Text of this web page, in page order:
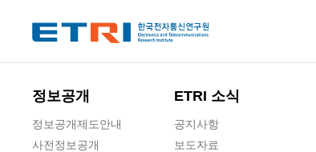
정보공개
정보공개제도안내
사전정보공개
ETRI 소식
공지사항
보도자료